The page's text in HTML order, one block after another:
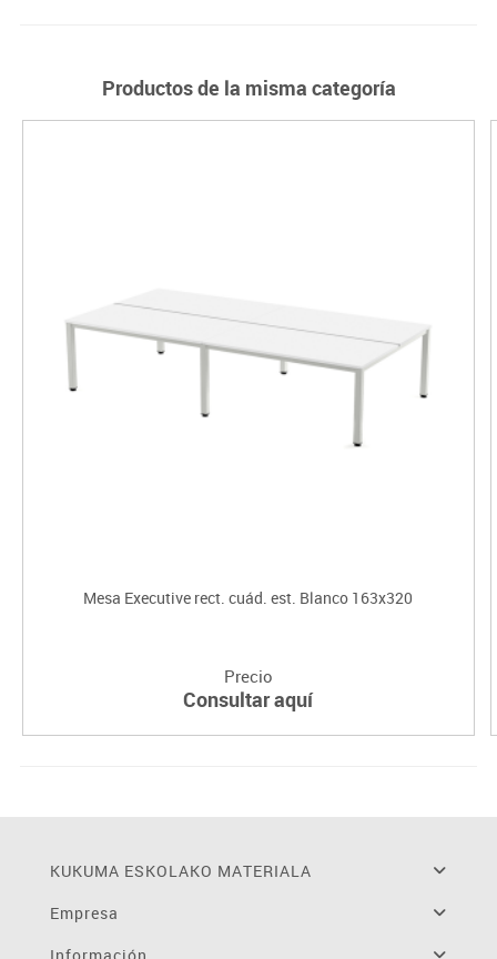
Productos de la misma categoría
Mesa Executive rect. cuád. est. Blanco 163x320
Precio
Consultar aquí
KUKUMA ESKOLAKO MATERIALA
Empresa
Información